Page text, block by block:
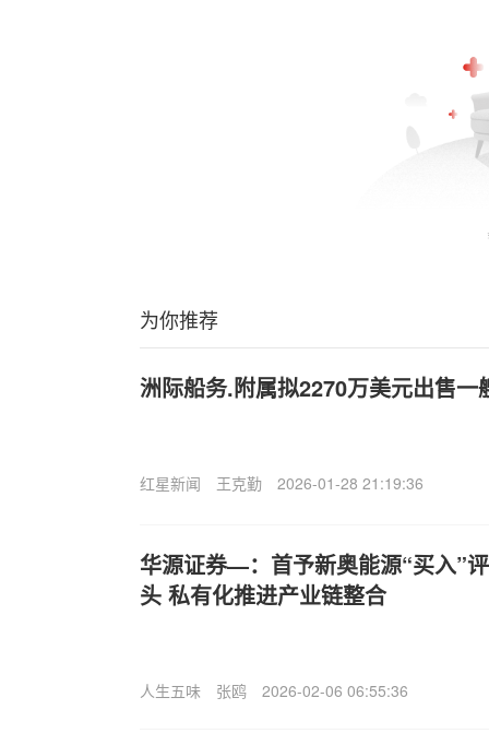
为你推荐
洲际船务.附属拟2270万美元出售一
红星新闻 王克勤 2026-01-28 21:19:36
华源证券—：首予新奥能源“买入”
头 私有化推进产业链整合
人生五味 张鸥 2026-02-06 06:55:36